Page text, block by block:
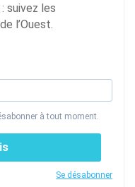
suivez les
l’Ouest.
à tout moment.
Se désabonner